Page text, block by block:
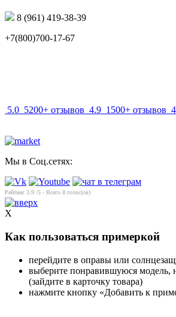
8 (961) 419-38-39
+7(800)700-17-67
5.0 5200+ отзывов 4.9 1500+ отзывов
Мы в Соц.сетях:
Рейтинг 3.9 /5 - Всего 8 голос(ов)
X
Как пользоваться примеркой
перейдите в оправы или
выберите понравившуюся модель,
(зайдите в карточку товара)
нажмите кнопку «Добавить к